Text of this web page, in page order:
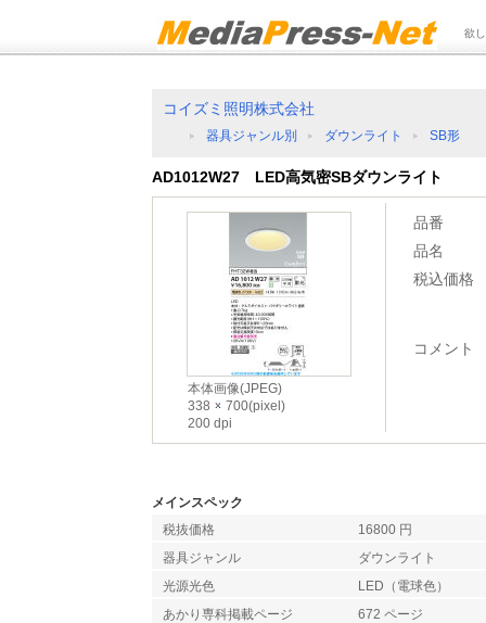
欲
コイズミ照明株式会社
器具ジャンル別 ダウンライト SB形
AD1012W27 LED高気密SBダウンライト
本体画像(JPEG)
338
700(pixel)
200 dpi
品番
品名
税込価格
コメント
メインスペック
税抜価格
16800 円
器具ジャンル
ダウンライト
光源光色
LED（電球色）
あかり専科掲載ページ
672 ページ